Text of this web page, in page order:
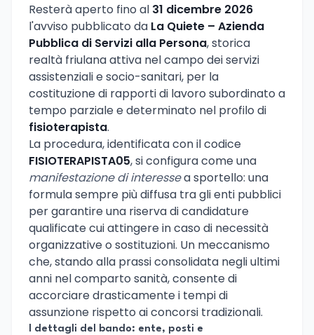
Resterà aperto fino al 31 dicembre 2026
l'avviso pubblicato da La Quiete – Azienda
Pubblica di Servizi alla Persona, storica
realtà friulana attiva nel campo dei servizi
assistenziali e socio-sanitari, per la
costituzione di rapporti di lavoro subordinato a
tempo parziale e determinato nel profilo di
fisioterapista.
La procedura, identificata con il codice
FISIOTERAPISTA05, si configura come una
manifestazione di interessea sportello: una
formula sempre più diffusa tra gli enti pubblici
per garantire una riserva di candidature
qualificate cui attingere in caso di necessità
organizzative o sostituzioni. Un meccanismo
che, stando alla prassi consolidata negli ultimi
anni nel comparto sanità, consente di
accorciare drasticamente i tempi di
assunzione rispetto ai concorsi tradizionali.
I dettagli del bando: ente, posti e